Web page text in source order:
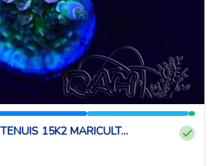
15K2 MARICULT...